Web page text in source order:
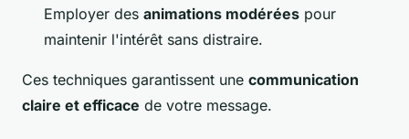
Employer des animations modérées pour
maintenir l'intérêt sans distraire.
Ces techniques garantissent une communication
claire et efficace de votre message.